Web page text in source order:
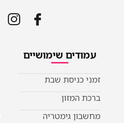
עמודים שימושיים
זמני כניסת שבת
ברכת המזון
מחשבון גימטריה